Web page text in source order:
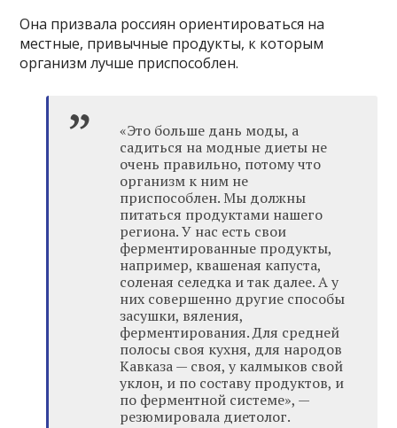
Она призвала россиян ориентироваться на
местные, привычные продукты, к которым
организм лучше приспособлен.
«Это больше дань моды, а
садиться на модные диеты не
очень правильно, потому что
организм к ним не
приспособлен. Мы должны
питаться продуктами нашего
региона. У нас есть свои
ферментированные продукты,
например, квашеная капуста,
соленая селедка и так далее. А у
них совершенно другие способы
засушки, вяления,
ферментирования. Для средней
полосы своя кухня, для народов
Кавказа — своя, у калмыков свой
уклон, и по составу продуктов, и
по ферментной системе», —
резюмировала диетолог.